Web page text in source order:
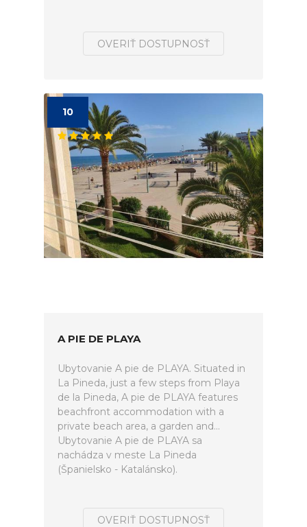
OVERIŤ DOSTUPNOSŤ
10
A PIE DE PLAYA
Ubytovanie A pie de PLAYA. Situated in
La Pineda, just a few steps from Playa
de la Pineda, A pie de PLAYA features
beachfront accommodation with a
private beach area, a garden and...
Ubytovanie A pie de PLAYA sa
nachádza v meste La Pineda
(Španielsko - Katalánsko).
OVERIŤ DOSTUPNOSŤ